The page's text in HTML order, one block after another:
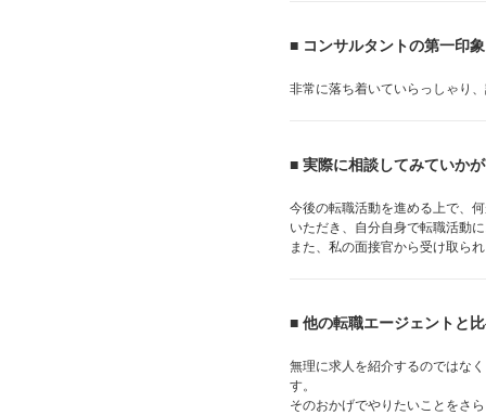
■ コンサルタントの第一印
非常に落ち着いていらっしゃり
■ 実際に相談してみていか
今後の転職活動を進める上で、
いただき、自分自身で転職活動
また、私の面接官から受け取ら
■ 他の転職エージェントと
無理に求人を紹介するのではな
す。
そのおかげでやりたいことをさ